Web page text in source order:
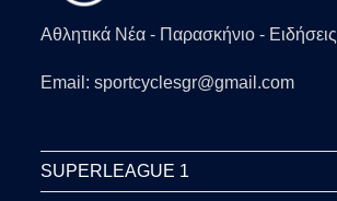
Αθλητικά Νέα - Παρασκήνιο - Ειδήσεις
Email: sportcyclesgr@gmail.com
SUPERLEAGUE 1